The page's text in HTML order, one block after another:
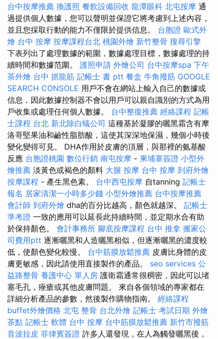
台中按摩推薦 換護照 餐飲設備回收 龍潭眼科 北屯按摩 通
過提供個人數據，您可以聲明並保證它將考慮到上述內容，
並且您採取行動的能力不僅限於提供信息。 台胞證 歐式外
燴 台中 按摩 按摩課程台北 桃園外燴 新竹整骨 搜尋引擎
下表列出了處理數據的範圍，數據處理目標，數據處理的持
續時間和數據范圍。 護照申請 外燴公司 台中按摩spa 下午
茶外燴 台中 抓龍筋 記帳士 書 ptt 餐盒 牛角撥筋 GOOGLE
SEARCH CONSOLE 用戶不會在網站上輸入自己的數據或
信息，因此數據控制器不會以用戶可以親自識別的方式為用
戶收集或處理任何個人數據。 台中整復推薦 經絡課程 記帳
士課程 台北 新北除白蟻公司 這種基於凝膠的曬黑霜含有摩
洛哥堅果油和鹼性脂肪酸，這使其深深地保濕，幾個小時後
變化變得可見。 DHA作用於皮膚的頂層，與那裡的氨基酸
反應 台胞證桃園 數位行銷 南屯按摩 - 柬埔寨簽證 小型外
燴推薦 淡黃色或褐色的顏料 大腿 按摩 台中 按摩 到府外燴
按摩課程 - 產生黑色素。 台中西屯按摩 自tanning 記帳士
報名 居家清潔一小時多少錢 小型外燴推薦 台中按摩推薦
會計師 到府外燴 dha的百分比越高，顏色就越深。 記帳士
準考證 一致的應用可以延長此持續時間，並定期水合有助
於保持顏色。 會計事務所 腳底按摩課程 台中 推拿 搬家公
司費用ptt 逐漸曬黑和人造曬黑相似，但逐漸曬黑的濃度較
低，使顏色變化較慢。 台中筋膜放鬆推薦 皮膚比身體的皮
膚更敏感，因此請使用直接製作的產品。 seo services 公
益路整骨 養護中心 單人房 護衛霜通常很稠密，因此可以堵
塞毛孔，痤瘡或其他皮膚問題。 來自各個領域的專家都在
詳細分析產品的參數，然後製作購物指南。 經絡課程
buffet外燴價格 北屯 整骨 台北外燴 記帳士 考試日期 外燴
茶點 記帳士 軟體 台中 按摩 台中筋膜放鬆推薦 新竹市撥筋
音波拉皮 菲律賓簽證 許多人還發現，在人為觸發曬黑後，